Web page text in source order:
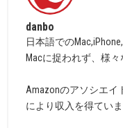
danbo
日本語での
Macに捉われず、様々
Amazonのアソシエイ
により収入を得ていま